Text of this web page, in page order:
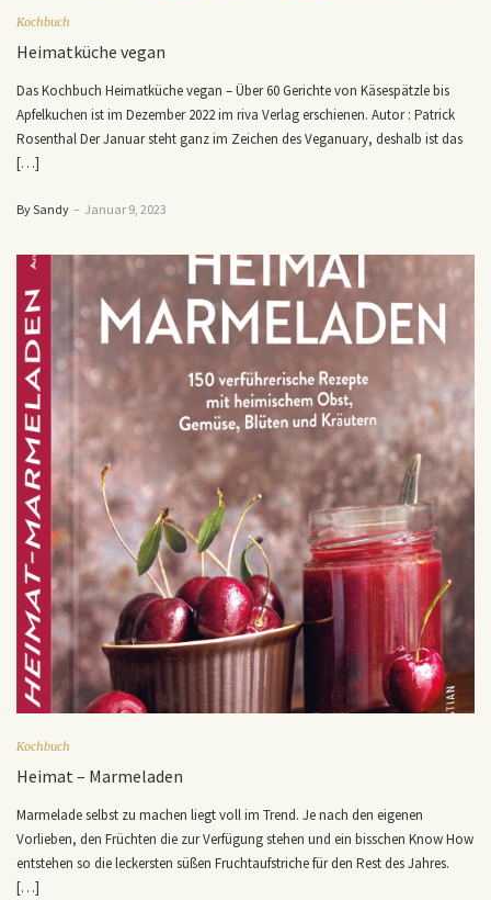
Kochbuch
Heimatküche vegan
Das Kochbuch Heimatküche vegan – Über 60 Gerichte von Käsespätzle bis
Apfelkuchen ist im Dezember 2022 im riva Verlag erschienen. Autor : Patrick
Rosenthal Der Januar steht ganz im Zeichen des Veganuary, deshalb ist das
[…]
By Sandy – Januar 9, 2023
Kochbuch
Heimat – Marmeladen
Marmelade selbst zu machen liegt voll im Trend. Je nach den eigenen
Vorlieben, den Früchten die zur Verfügung stehen und ein bisschen Know How
entstehen so die leckersten süßen Fruchtaufstriche für den Rest des Jahres.
[…]